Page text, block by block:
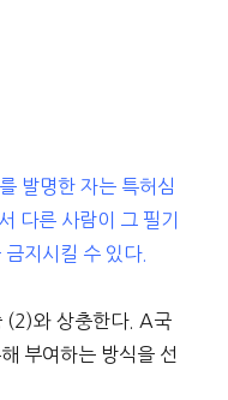
발명한 자는 특허심
다른 사람이 그 필기
지시킬 수 있다.
(2)와 상충한다. A국
부여하는 방식을 선